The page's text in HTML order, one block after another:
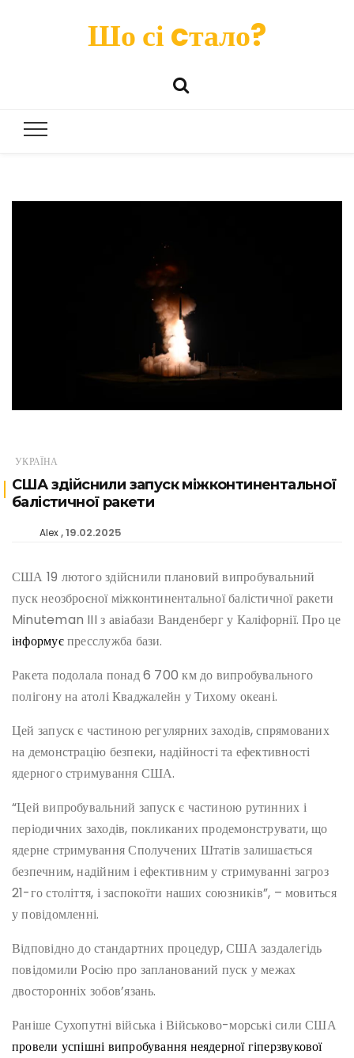
Шо сі cтало?
УКРАЇНА
США здійснили запуск міжконтинентальної
балістичної ракети
Alex 19.02.2025
США 19 лютого здійснили плановий випробувальний
пуск неозброєної міжконтинентальної балістичної ракети
Minuteman III з авіабази Ванденберг у Каліфорнії. Про це
інформуєпресслужба бази.
Ракета подолала понад 6 700 км до випробувального
полігону на атолі Кваджалейн у Тихому океані.
Цей запуск є частиною регулярних заходів, спрямованих
на демонстрацію безпеки, надійності та ефективності
ядерного стримування США.
“Цей випробувальний запуск є частиною рутинних і
періодичних заходів, покликаних продемонструвати, що
ядерне стримування Сполучених Штатів залишається
безпечним, надійним і ефективним у стримуванні загроз
21-го століття, і заспокоїти наших союзників”, – мовиться
у повідомленні.
Відповідно до стандартних процедур, США заздалегідь
повідомили Росію про запланований пуск у межах
двосторонніх зобов’язань.
Раніше Сухопутні війська і Військово-морські сили США
провели успішні випробування неядерної гіперзвукової